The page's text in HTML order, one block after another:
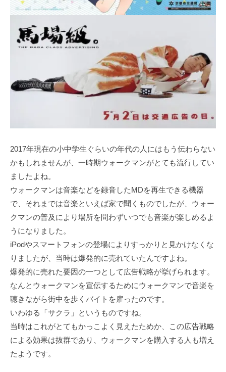
2017年現在の⼩中学⽣ぐらいの年代の⼈にはもう伝わらない
かもしれませんが、⼀時期ウォークマンがとても流⾏してい
ましたよね。
ウォークマンは⾳楽などを録⾳したMDを再⽣できる機器
で、それまでは⾳楽といえば家で聞くものでしたが、ウォー
クマンの普及により場所を問わずいつでも⾳楽が楽しめるよ
うになりました。
iPodやスマートフォンの登場によりすっかりと⾒かけなくな
りましたが、当時は爆発的に売れていたんですよね。
爆発的に売れた要因の⼀つとして広告戦略が挙げられます。
なんとウォークマンを宣伝するためにウォークマンで⾳楽を
聴きながら街中を歩くバイトを雇ったのです。
いわゆる「サクラ」というものですね。
当時はこれがとてもかっこよく⾒えたためか、この広告戦略
による効果は抜群であり、ウォークマンを購⼊する⼈も増え
たようです。